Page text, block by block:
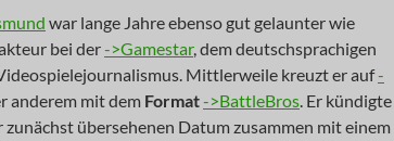
war lange Jahre ebenso gut gelaunter wie
bei der->Gamestar, dem deutschsprachigen
Mittlerweile kreuzt er auf-
anderem mit dem Format->BattleBros. Er kündigte
zunächst übersehenen Datum zusammen mit einem